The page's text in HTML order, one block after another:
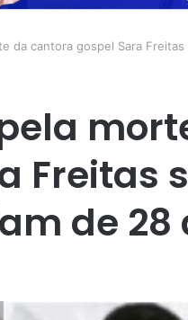
da cantora gospel Sara
Freitas
de 28